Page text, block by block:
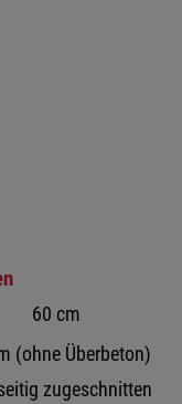
60 cm
(ohne Überbeton)
zugeschnitten